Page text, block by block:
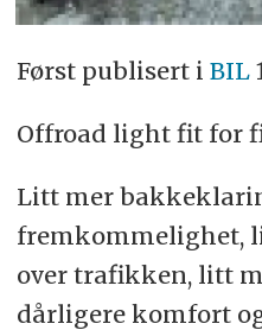
Først publisert i BIL
Offroad light fit for
Litt mer
fremkommelighet,
over trafikken, litt
dårligere komfort